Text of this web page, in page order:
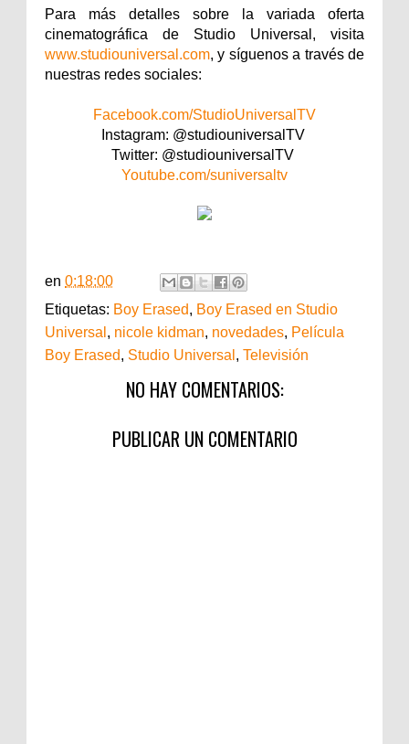
Para más detalles sobre la variada oferta
cinematográfica de Studio Universal, visita
www.studiouniversal.com, y síguenos a través de
nuestras redes sociales:
Facebook.com/StudioUniversalTV
Instagram: @studiouniversalTV
Twitter: @studiouniversalTV
Youtube.com/suniversaltv
en 0:18:00
Etiquetas: Boy Erased, Boy Erased en Studio
Universal , nicole kidman, novedades, Película
Boy Erased, Studio Universal , Televisión
NO HAY COMENTARIOS:
PUBLICAR UN COMENTARIO